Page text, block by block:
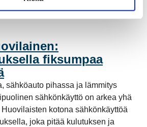
myrskyille alttiita ilmalinjoja.
fiksumpaa
sähköauto pihassa ja lämmitys
sähkönkäyttö on arkea yhä
kotona sähkönkäyttöä
joka pitää kulutuksen ja